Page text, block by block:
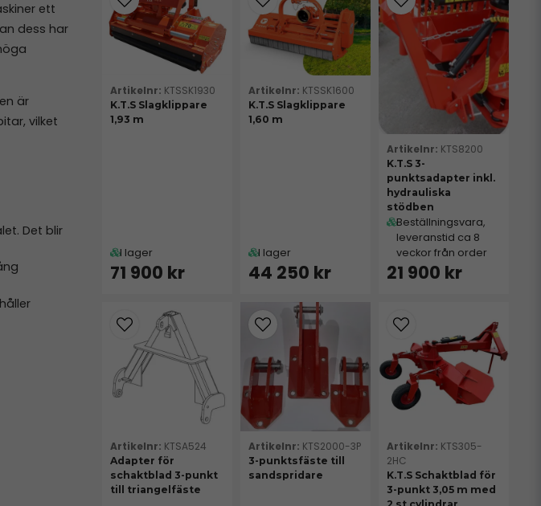
ett
dess har
är
vilket
Det blir
KTSSK1930
K.T.S Slagklippare
1,93 m
I lager
71 900 kr
KTSSK1600
K.T.S Slagklippare
1,60 m
I lager
44 250 kr
KTS8200
K.T.S 3-
punktsadapter inkl.
hydrauliska
stödben
Beställningsvara,
leveranstid ca 8
veckor från order
21 900 kr
KTSA524
Adapter för
schaktblad 3-punkt
till triangelfäste
KTS2000-3P
3-punktsfäste till
sandspridare
KTS305-
2HC
K.T.S Schaktblad för
3-punkt 3,05 m med